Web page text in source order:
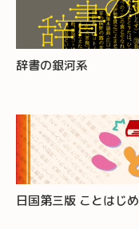
辞書の銀河系
日国第三版 ことはじめ